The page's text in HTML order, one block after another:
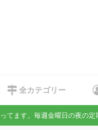
全カテゴリー
てます。毎週金曜日の夜の